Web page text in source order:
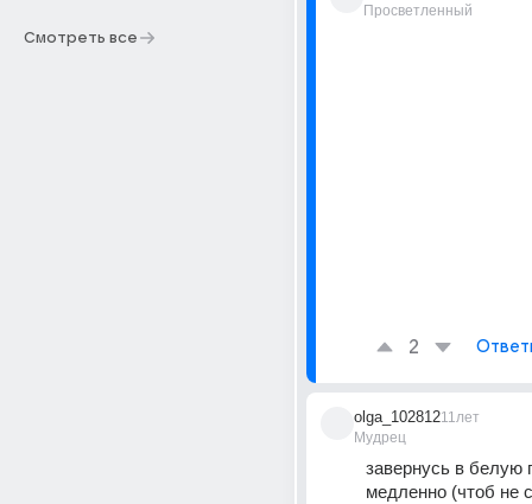
Смотреть все
Просветленный
2
olga_102812
Мудрец
11лет
завернусь в белую
медленно (чтоб не